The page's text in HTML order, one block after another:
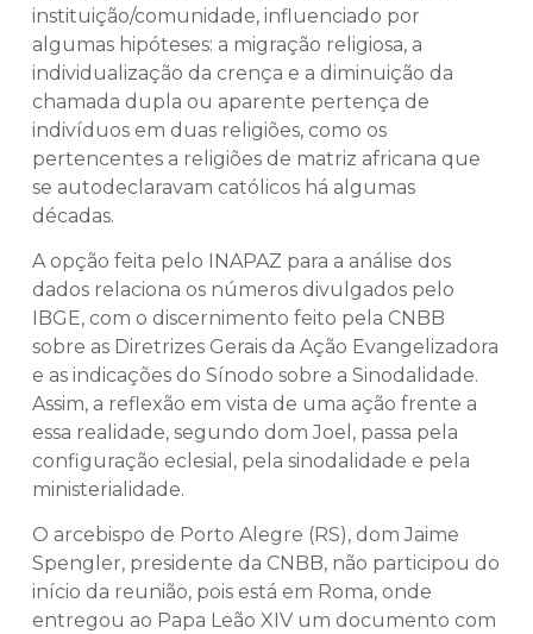
instituição/comunidade, influenciado por
algumas hipóteses: a migração religiosa, a
individualização da crença e a diminuição da
chamada dupla ou aparente pertença de
indivíduos em duas religiões, como os
pertencentes a religiões de matriz africana que
se autodeclaravam católicos há algumas
décadas.
A opção feita pelo INAPAZ para a análise dos
dados relaciona os números divulgados pelo
IBGE, com o discernimento feito pela CNBB
sobre as Diretrizes Gerais da Ação Evangelizadora
e as indicações do Sínodo sobre a Sinodalidade.
Assim, a reflexão em vista de uma ação frente a
essa realidade, segundo dom Joel, passa pela
configuração eclesial, pela sinodalidade e pela
ministerialidade.
O arcebispo de Porto Alegre (RS), dom Jaime
Spengler, presidente da CNBB, não participou do
início da reunião, pois está em Roma, onde
entregou ao Papa Leão XIV um documento com